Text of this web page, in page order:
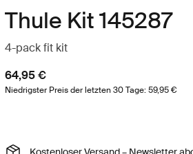
Thule Kit 145287
4-pack fit kit
64,95 €
Niedrigster Preis der letzten 30 Tage: 59,95 €